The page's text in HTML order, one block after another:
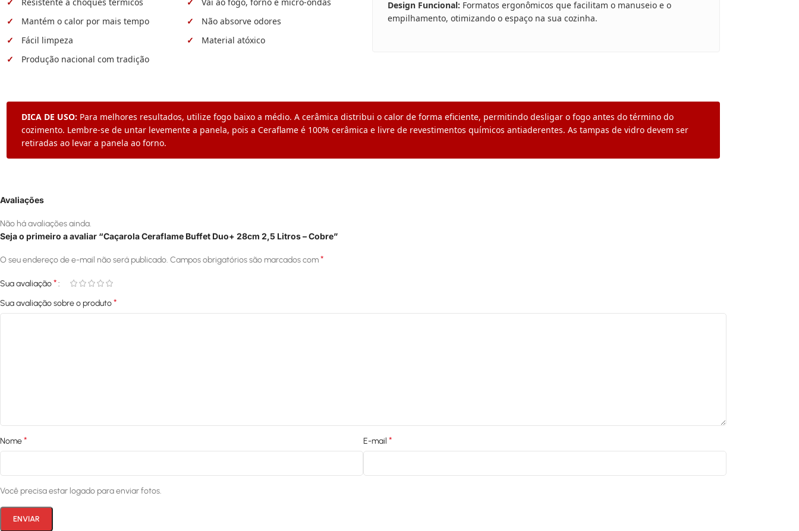
Mantém o calor por mais tempo
Não absorve odores
Fácil limpeza
Material atóxico
Produção nacional com tradição
Design Funcional: Formatos ergonômicos que facilitam o manuseio e o
empilhamento, otimizando o espaço na sua cozinha.
DICA DE USO: Para melhores resultados, utilize fogo baixo a médio. A cerâmica distribui o calor de forma eficiente, permitindo desligar o fogo antes do término do
cozimento. Lembre-se de untar levemente a panela, pois a Ceraflame é 100% cerâmica e livre de revestimentos químicos antiaderentes. As tampas de vidro devem ser
retiradas ao levar a panela ao forno.
Avaliações
Não há avaliações ainda.
Seja o primeiro a avaliar “Caçarola Ceraflame Buffet Duo+ 28cm 2,5 Litros – Cobre”
O seu endereço de e-mail não será publicado. Campos obrigatórios são marcados com*
Sua avaliação*
Sua avaliação sobre o produto*
Nome* E-mail *
Você precisa estar logado para enviar fotos.